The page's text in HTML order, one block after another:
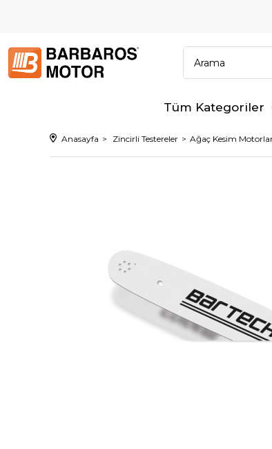
6 TAKSİT
Tüm Kategoriler
Anasayfa Zincirli Testereler Ağaç Kesim